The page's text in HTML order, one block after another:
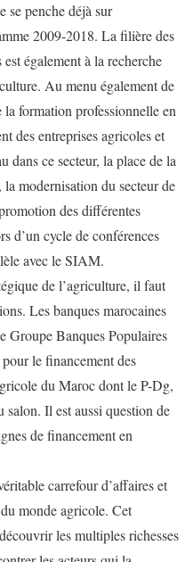
se penche déjà sur
2009-2018. La filière des
également à la recherche
Au menu également de
formation professionnelle en
des entreprises agricoles et
dans ce secteur, la place de la
modernisation du secteur de
des différentes
d’un cycle de conférences
avec le SIAM.
de l’agriculture, il faut
Les banques marocaines
Groupe Banques Populaires
le financement des
du Maroc dont le P-Dg,
salon. Il est aussi question de
de financement en
carrefour d’affaires et
monde agricole. Cet
les multiples richesses